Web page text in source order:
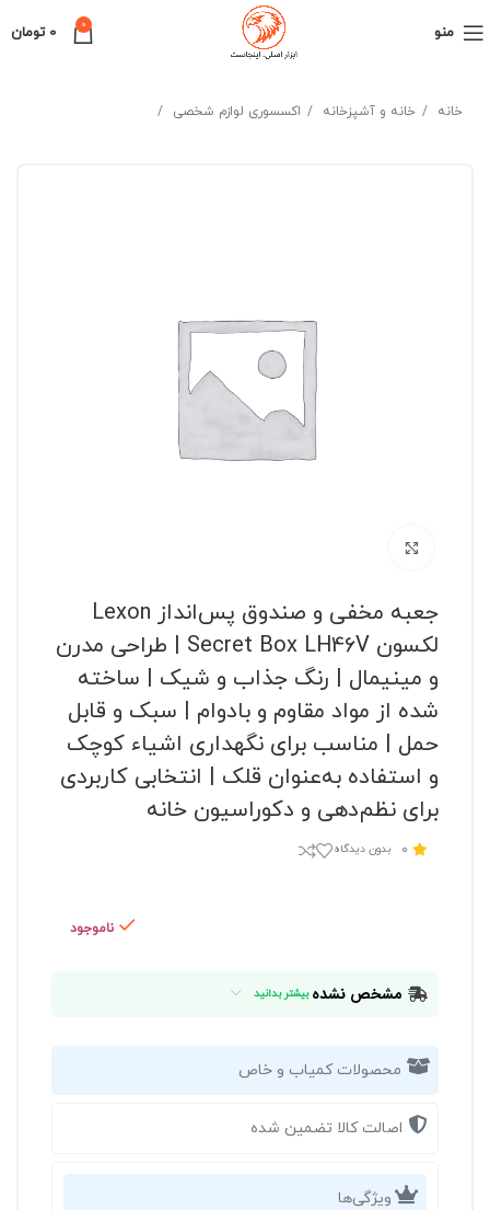
منو 0
0 تومان
خانه خانه و آشپزخانه اکسسوری لوازم شخصی
جعبه مخفی و صندوق پس‌انداز Lexon
لکسون Secret Box LH46V | طراحی مدرن
و مینیمال | رنگ جذاب و شیک | ساخته
شده از مواد مقاوم و بادوام | سبک و قابل
حمل | مناسب برای نگهداری اشیاء کوچک
و استفاده به‌عنوان قلک | انتخابی کاربردی
برای نظم‌دهی و دکوراسیون خانه
0 بدون دیدگاه
ناموجود
مشخص نشده بیشتر بدانید
محصولات کمیاب و خاص
اصالت کالا تضمین شده
ویژگی‌ها